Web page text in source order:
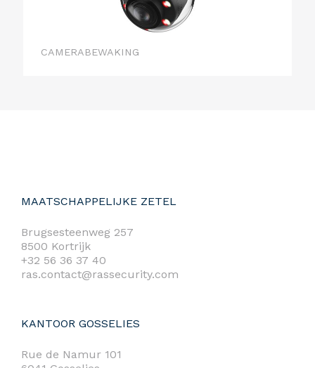
CAMERABEWAKING
MAATSCHAPPELIJKE ZETEL
Brugsesteenweg 257
8500 Kortrijk
+32 56 36 37 40
ras.contact@rassecurity.com
KANTOOR GOSSELIES
Rue de Namur 101